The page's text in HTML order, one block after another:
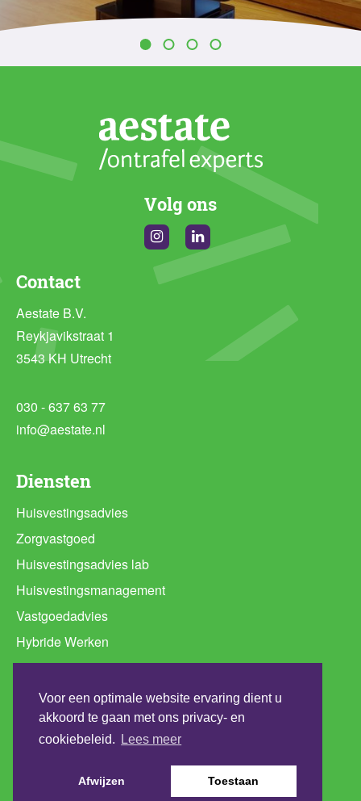
Voor een optimale website ervaring dient u
akkoord te gaan met ons privacy- en
cookiebeleid.
Lees meer
Afwijzen Toestaan
Volg ons
InstagramLinkedin
Diensten
Huisvestingsadvies
Zorgvastgoed
Huisvestingsadvies lab
Huisvestingsmanagement
Vastgoedadvies
Hybride Werken
Ruimtebehoefte analyse
Programma van Eisen huisvesting
Werkplekconcepten
Duurzaamheidsadvies
Contact
Aestate B.V.
Reykjavikstraat 1
3543 KH Utrecht
030 - 637 63 77
info@aestate.nl
Copyright 2026 - All Rights Reserved